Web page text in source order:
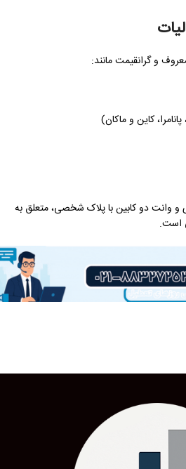
و گرانقیمت مانند:
وانت دو کابین با پلاک شخصی، متعلق به
است.